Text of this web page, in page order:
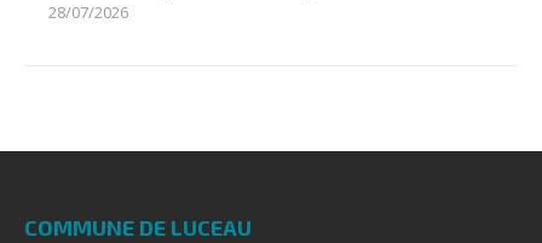
28/07/2026
COMMUNE DE LUCEAU